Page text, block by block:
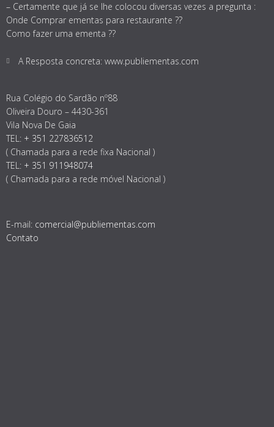
– Certamente que já se lhe colocou diversas vezes a pregunta :
Onde Comprar ementas para restaurante ??
Como fazer uma ementa ??
A Resposta concreta: www.publiementas.com
Rua Colégio do Sardão nº88
Oliveira Douro – 4430-361
Vila Nova De Gaia
TEL: + 351 227836512
( Chamada para a rede fixa Nacional )
TEL: + 351 911948074
( Chamada para a rede móvel Nacional )
E-mail: comercial@publiementas.com
Contato